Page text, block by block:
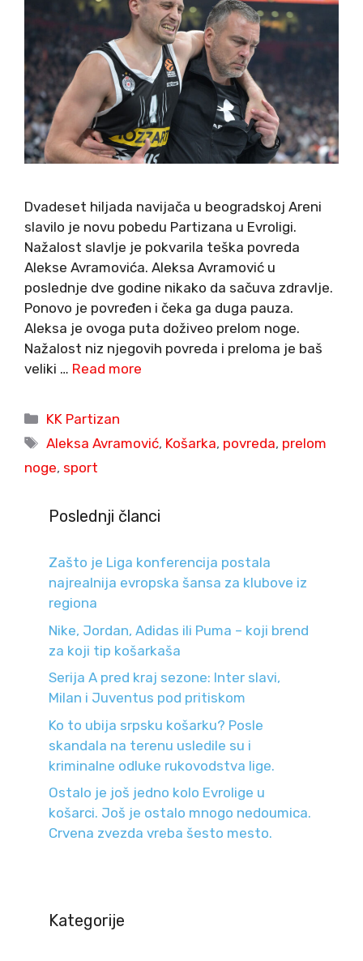
Dvadeset hiljada navijača u beogradskoj Areni
slavilo je novu pobedu Partizana u Evroligi.
Nažalost slavlje je pokvarila teška povreda
Alekse Avramovića. Aleksa Avramović u
poslednje dve godine nikako da sačuva zdravlje.
Ponovo je povređen i čeka ga duga pauza.
Aleksa je ovoga puta doživeo prelom noge.
Nažalost niz njegovih povreda i preloma je baš
veliki … Read more
Categories
KK Partizan
Tags
Aleksa Avramović, Košarka, povreda, prelom
noge, sport
Poslednji članci
Zašto je Liga konferencija postala
najrealnija evropska šansa za klubove iz
regiona
Nike, Jordan, Adidas ili Puma – koji brend
za koji tip košarkaša
Serija A pred kraj sezone: Inter slavi,
Milan i Juventus pod pritiskom
Ko to ubija srpsku košarku? Posle
skandala na terenu usledile su i
kriminalne odluke rukovodstva lige.
Ostalo je još jedno kolo Evrolige u
košarci. Još je ostalo mnogo nedoumica.
Crvena zvezda vreba šesto mesto.
Kategorije